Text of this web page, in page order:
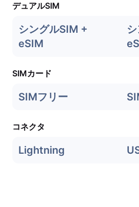
デュアルSIM
シングルSIM +
eSIM
SIMカード
SIMフリー
コネクタ
Lightning